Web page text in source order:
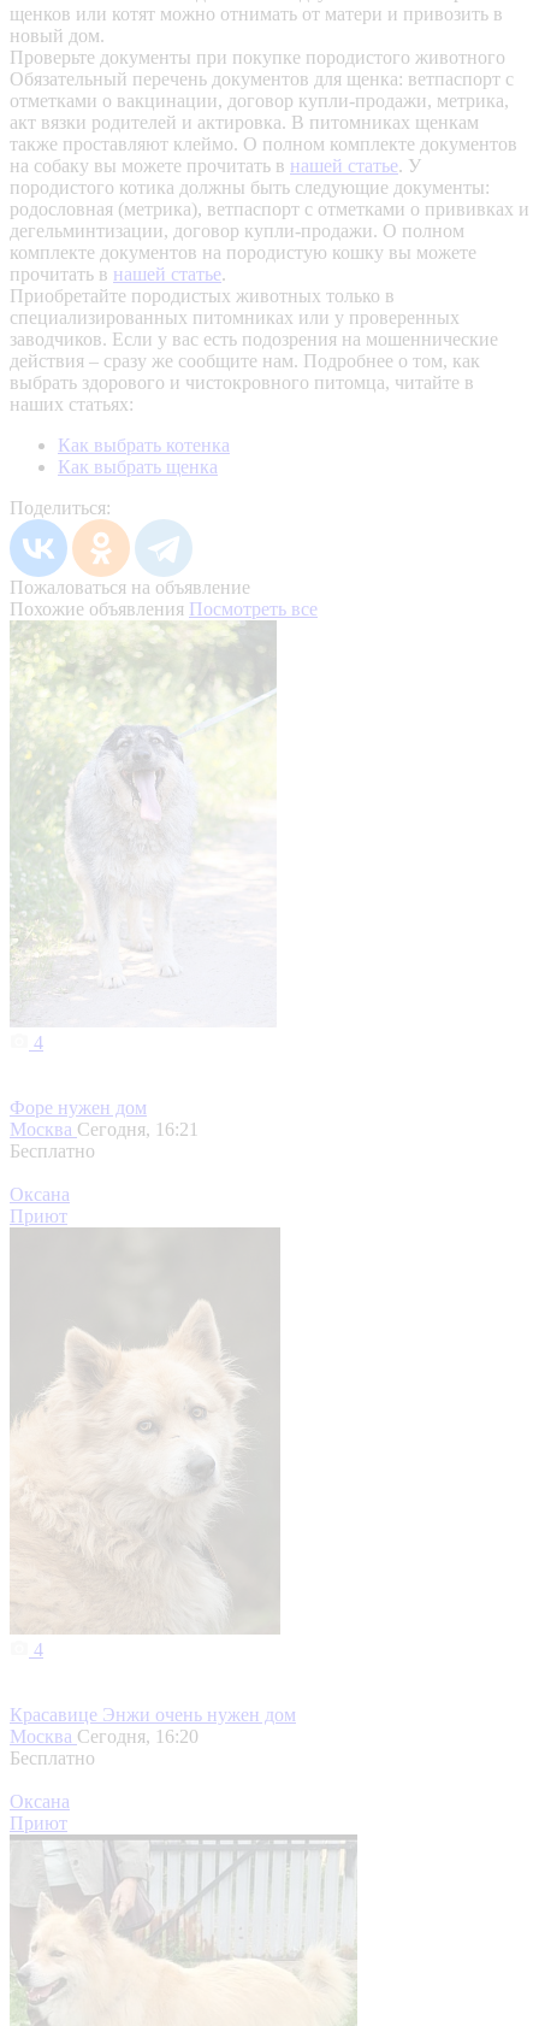
щенков или котят можно отнимать от матери и привозить в
новый дом.
Проверьте документы при покупке породистого животного
Обязательный перечень документов для щенка: ветпаспорт с
отметками о вакцинации, договор купли-продажи, метрика,
акт вязки родителей и актировка. В питомниках щенкам
также проставляют клеймо. О полном комплекте документов
на собаку вы можете прочитать в нашей статье. У
породистого котика должны быть следующие документы:
родословная (метрика), ветпаспорт с отметками о прививках и
дегельминтизации, договор купли-продажи. О полном
комплекте документов на породистую кошку вы можете
прочитать в нашей статье.
Приобретайте породистых животных только в
специализированных питомниках или у проверенных
заводчиков. Если у вас есть подозрения на мошеннические
действия – сразу же сообщите нам. Подробнее о том, как
выбрать здорового и чистокровного питомца, читайте в
наших статьях:
Как выбрать котенка
Как выбрать щенка
Поделиться:
Пожаловаться на объявление
Похожие объявления Посмотреть все
4
Форе нужен дом
Москва Сегодня, 16:21
Бесплатно
Оксана
Приют
4
Красавице Энжи очень нужен дом
Москва Сегодня, 16:20
Бесплатно
Оксана
Приют